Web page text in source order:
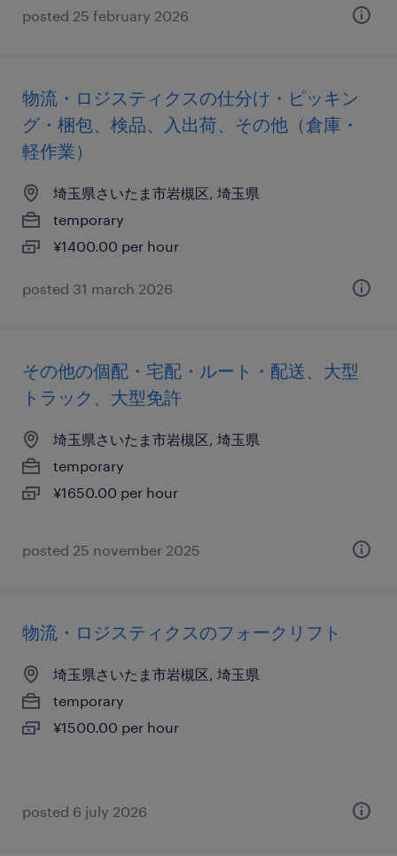
posted 25 february 2026
物流・ロジスティクスの仕分け・ピッキン
グ・梱包、検品、入出荷、その他（倉庫・
軽作業）
埼玉県さいたま市岩槻区, 埼玉県
temporary
¥1400.00 per hour
posted 31 march 2026
その他の個配・宅配・ルート・配送、大型
トラック、大型免許
埼玉県さいたま市岩槻区, 埼玉県
temporary
¥1650.00 per hour
posted 25 november 2025
物流・ロジスティクスのフォークリフト
埼玉県さいたま市岩槻区, 埼玉県
temporary
¥1500.00 per hour
posted 6 july 2026